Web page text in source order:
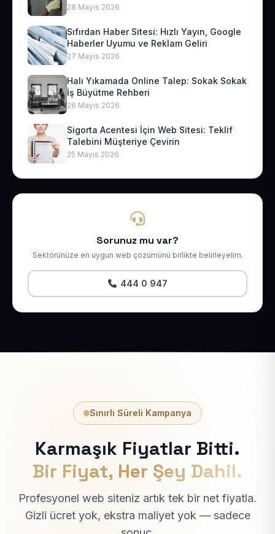
28 Mayıs 2026
Sıfırdan Haber Sitesi: Hızlı Yayın, Google
Haberler Uyumu ve Reklam Geliri
27 Mayıs 2026
Halı Yıkamada Online Talep: Sokak Sokak
İş Büyütme Rehberi
26 Mayıs 2026
Sigorta Acentesi İçin Web Sitesi: Teklif
Talebini Müşteriye Çevirin
25 Mayıs 2026
Sorunuz mu var?
Sektörünüze en uygun web çözümünü birlikte belirleyelim.
444 0 947
Sınırlı Süreli Kampanya
Karmaşık Fiyatlar Bitti.
Bir Fiyat, Her Şey Dahil.
Profesyonel web siteniz artık tek bir net fiyatla.
Gizli ücret yok, ekstra maliyet yok — sadece